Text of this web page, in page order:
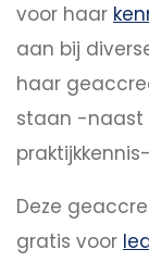
voor haar
aan bij
haar
staan -naast
Deze
gratis voor